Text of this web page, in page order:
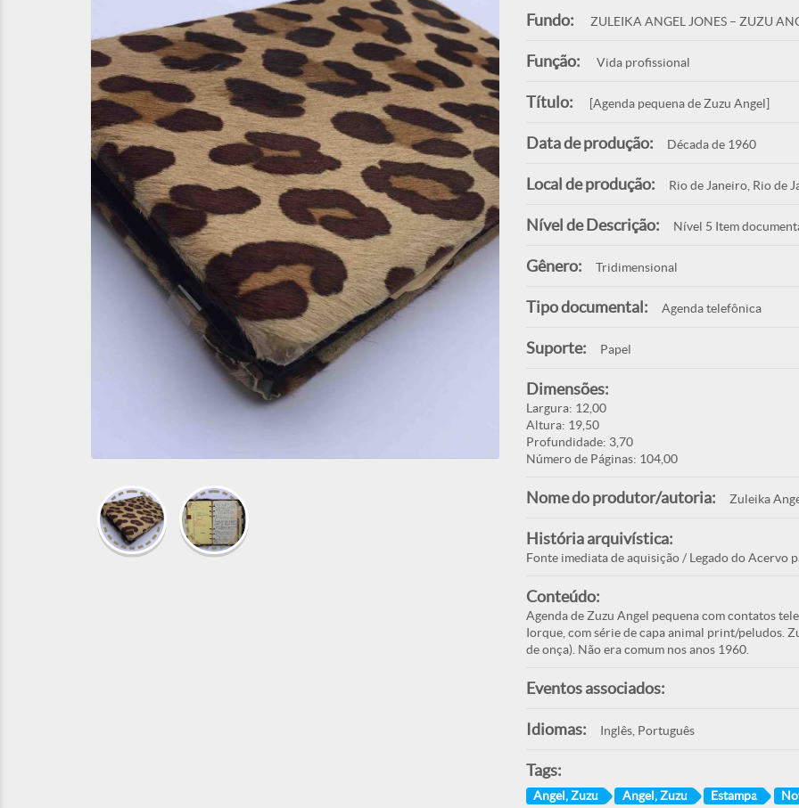
Fundo: ZULEIKA ANGEL JONES – ZUZU
Função: Vida profissional
Título: [Agenda pequena de Zuzu Angel]
Data de produção: Década de 1960
Local de produção: Rio de Janeiro, Rio de
Nível de Descrição: Nível 5 Item
Gênero: Tridimensional
Tipo documental: Agenda telefônica
Suporte: Papel
Dimensões:
Largura: 12,00
Altura: 19,50
Profundidade: 3,70
Número de Páginas: 104,00
Nome do produtor/autoria: Zuleika
História arquivística:
Fonte imediata de aquisição / Legado do Acervo
Conteúdo:
Agenda de Zuzu Angel pequena com contatos
Iorque, com série de capa animal print/peludos.
de onça). Não era comum nos anos 1960.
Eventos associados:
Idiomas: Inglês, Português
Tags:
Angel, Zuzu Angel, Zuzu Estampa